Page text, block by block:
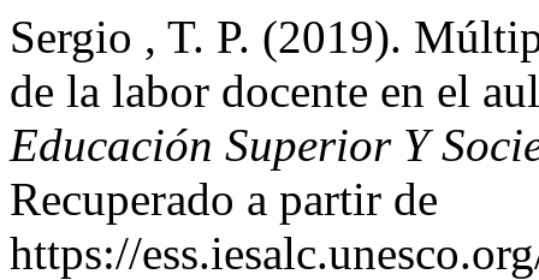
Sergio , T. P. (2019).
de la labor docente en el
Educación Superior Y
Recuperado a partir de
https://